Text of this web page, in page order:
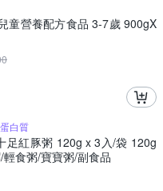
童營養配方食品 3-7歲 900gX
白質
足紅豚粥 120g x 3入/袋 120g
食粥/寶寶粥/副食品